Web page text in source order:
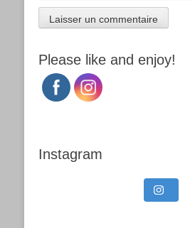
Please like and enjoy!
Instagram